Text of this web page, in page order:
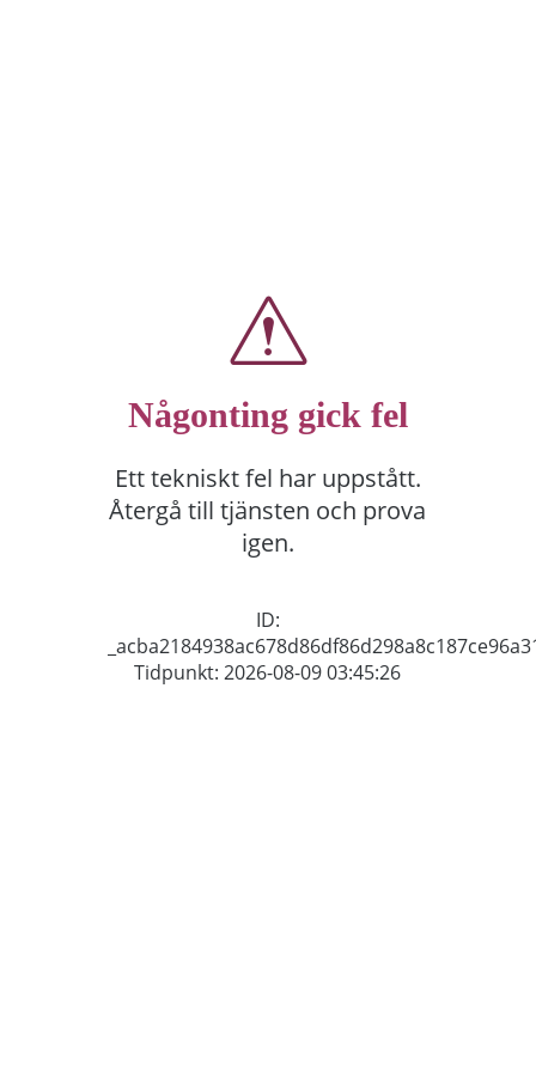
Någonting gick fel
Ett tekniskt fel har uppstått.
Återgå till tjänsten och prova
igen.
ID:
Tidpunkt: 2026-08-09 03:45:26